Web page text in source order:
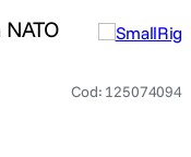
Cod: 125074094